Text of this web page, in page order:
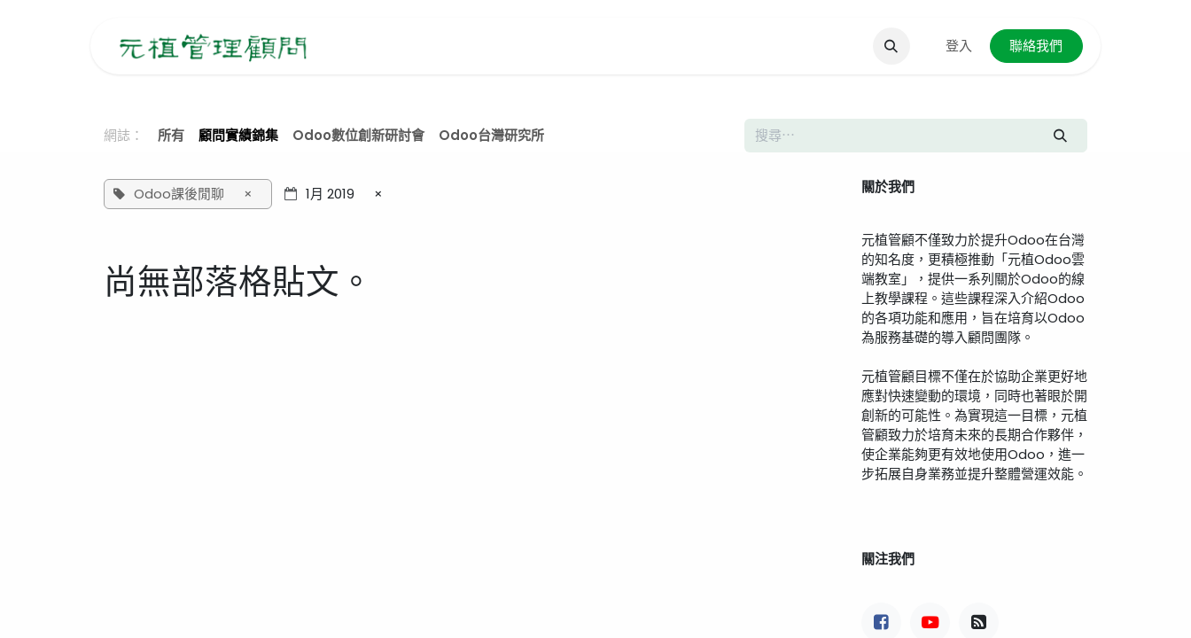
登入 聯絡我們
網誌： 所有 顧問實績錦集 Odoo數位創新研討會 Odoo台灣研究所
Odoo課後閒聊 × 1月 2019 ×
尚無部落格貼文。
關於我們
元植管顧不僅致力於提升Odoo在台灣
的知名度，更積極推動「元植Odoo雲
端教室」，提供一系列關於Odoo的線
上教學課程。這些課程深入介紹Odoo
的各項功能和應用，旨在培育以Odoo
為服務基礎的導入顧問團隊。
元植管顧目標不僅在於協助企業更好地
應對快速變動的環境，同時也著眼於開
創新的可能性。為實現這一目標，元植
管顧致力於培育未來的長期合作夥伴，
使企業能夠更有效地使用Odoo，進一
步拓展自身業務並提升整體營運效能。
關注我們